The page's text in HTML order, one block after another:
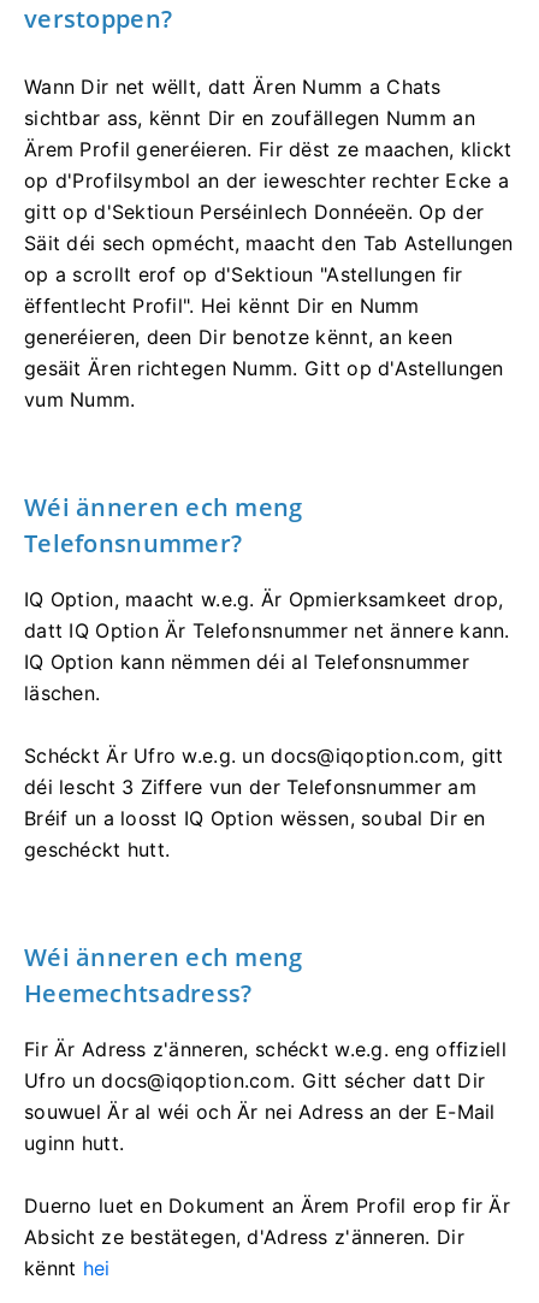
verstoppen?
Wann Dir net wëllt, datt Ären Numm a Chats
sichtbar ass, kënnt Dir en zoufällegen Numm an
Ärem Profil generéieren. Fir dëst ze maachen, klickt
op d'Profilsymbol an der ieweschter rechter Ecke a
gitt op d'Sektioun Perséinlech Donnéeën. Op der
Säit déi sech opmécht, maacht den Tab Astellungen
op a scrollt erof op d'Sektioun "Astellungen fir
ëffentlecht Profil". Hei kënnt Dir en Numm
generéieren, deen Dir benotze kënnt, an keen
gesäit Ären richtegen Numm. Gitt op d'Astellungen
vum Numm.
Wéi änneren ech meng
Telefonsnummer?
IQ Option, maacht w.e.g. Är Opmierksamkeet drop,
datt IQ Option Är Telefonsnummer net ännere kann.
IQ Option kann nëmmen déi al Telefonsnummer
läschen.
Schéckt Är Ufro w.e.g. undocs@iqoption.com, gitt
déi lescht 3 Ziffere vun der Telefonsnummer am
Bréif un a loosst IQ Option wëssen, soubal Dir en
geschéckt hutt.
Wéi änneren ech meng
Heemechtsadress?
Fir Är Adress z'änneren, schéckt w.e.g. eng offiziell
Ufro undocs@iqoption.com. Gitt sécher datt Dir
souwuel Är al wéi och Är nei Adress an der E-Mail
uginn hutt.
Duerno luet en Dokument an Ärem Profil erop fir Är
Absicht ze bestätegen, d'Adress z'änneren. Dir
kënnt hei